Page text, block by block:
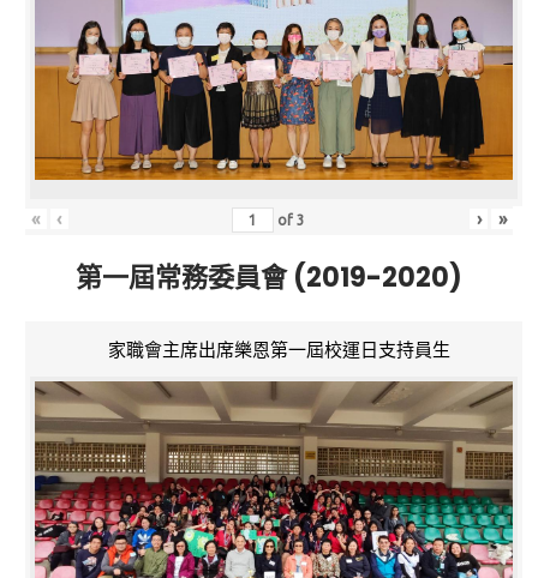
« ‹ of3 › »
第一屆常務委員會 (2019-2020)
家職會主席出席樂恩第一屆校運日支持員生